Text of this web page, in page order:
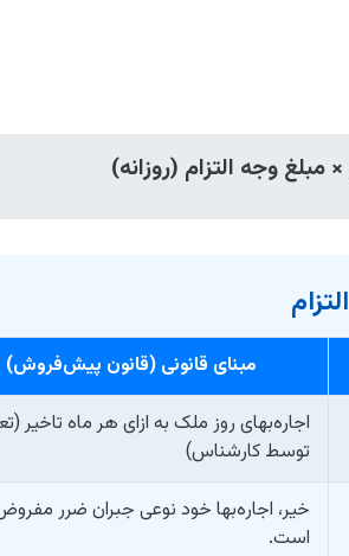
وجه التزام (روزانه)
مبنای قانونی (قانون پیش‌فروش)
اجاره‌بهای روز ملک به ازای هر ماه تاخیر
توسط کارشناس)
خیر، اجاره‌بها خود نوعی جبران ضرر
است.